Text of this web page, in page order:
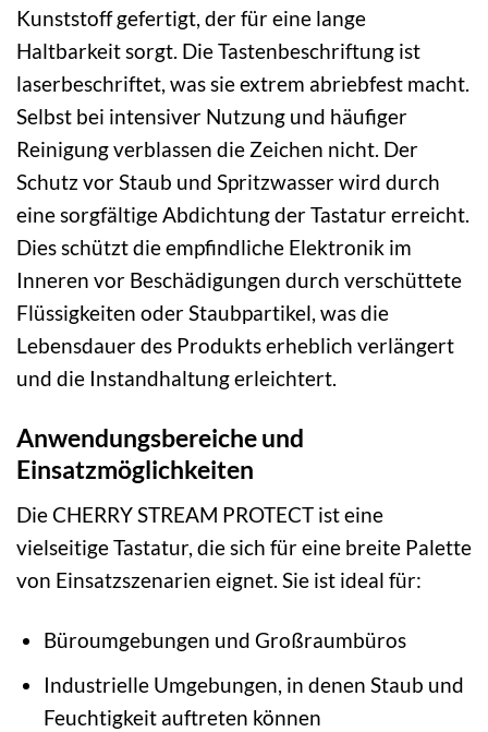
Kunststoff gefertigt, der für eine lange
Haltbarkeit sorgt. Die Tastenbeschriftung ist
laserbeschriftet, was sie extrem abriebfest macht.
Selbst bei intensiver Nutzung und häufiger
Reinigung verblassen die Zeichen nicht. Der
Schutz vor Staub und Spritzwasser wird durch
eine sorgfältige Abdichtung der Tastatur erreicht.
Dies schützt die empfindliche Elektronik im
Inneren vor Beschädigungen durch verschüttete
Flüssigkeiten oder Staubpartikel, was die
Lebensdauer des Produkts erheblich verlängert
und die Instandhaltung erleichtert.
Anwendungsbereiche und
Einsatzmöglichkeiten
Die CHERRY STREAM PROTECT ist eine
vielseitige Tastatur, die sich für eine breite Palette
von Einsatzszenarien eignet. Sie ist ideal für:
Büroumgebungen und Großraumbüros
Industrielle Umgebungen, in denen Staub und
Feuchtigkeit auftreten können